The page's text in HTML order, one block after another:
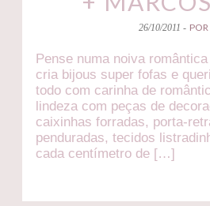
26/10/2011 -
Pense numa noiva
cria bijous super fofas e
todo com carinha de
lindeza com peças de
caixinhas forradas, porta-
penduradas, tecidos
cada centímetro de […]